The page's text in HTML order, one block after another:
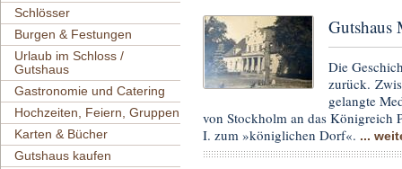
Schlösser
Burgen & Festungen
Urlaub im Schloss /
Gutshaus
Gastronomie und Catering
Hochzeiten, Feiern, Gruppen
Karten & Bücher
Gutshaus kaufen
Gutshaus
Die
zurück.
gelangte
von Stockholm an das Königreich
I. zum »königlichen Dorf«. ...